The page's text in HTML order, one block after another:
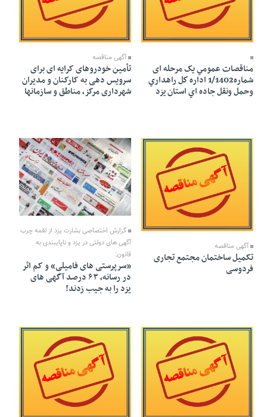
مناقصات عمومي یک مرحله ای
شماره1/1402 اداره كل راهداري
وحمل ونقل جاده اي استان يزد
آگهی مناقصه
تأمین خودروهای کرایه ای برای
سرویس دهی به کارکنان و مدیران
شهرداری مرکز، مناطق و سازمانها
18 Shahrivar 1402 - 18:50
آگهی مناقصه
تکمیل ساختمان مجتمع تجاری
فردوسی
25 Tir 1402 - 10:57
گزارش اختصاصی بشارت یزد از لقمه چرب
آگهی های دولتی در یزد و ناپایبندی به
قانون:
«سرپرستی های فامیلی» و کم اثر
در رسانه، ۶۳ درصد آگهی های
یزد را به جیب زدند!